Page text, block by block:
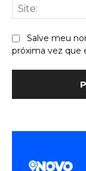
Salve meu
próxima vez que